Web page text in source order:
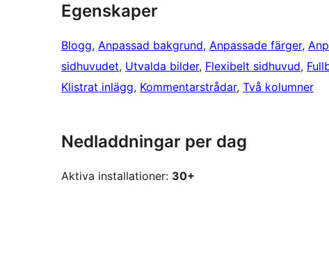
Egenskaper
Blogg, Anpassad bakgrund, Anpassade färger,
sidhuvudet, Utvalda bilder, Flexibelt sidhuvud,
Klistrat inlägg, Kommentarstrådar, Två kolumner
Nedladdningar per dag
Aktiva installationer: 30+